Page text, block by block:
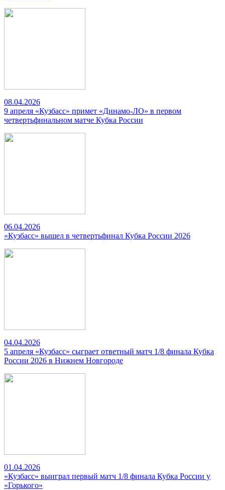
08.04.2026
9 апреля «Кузбасс» примет «Динамо-ЛО» в первом
четвертьфинальном матче Кубка России
06.04.2026
«Кузбасс» вышел в четвертьфинал Кубка России 2026
04.04.2026
5 апреля «Кузбасс» сыграет ответный матч 1/8 финала Кубка
России 2026 в Нижнем Новгороде
01.04.2026
«Кузбасс» выиграл первый матч 1/8 финала Кубка России у
«Горького»